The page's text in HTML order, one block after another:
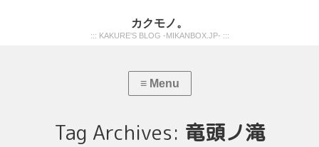
カクモノ。
::: KAKURE'S BLOG -MIKANBOX.JP- :::
Tag Archives: 竜頭ノ滝